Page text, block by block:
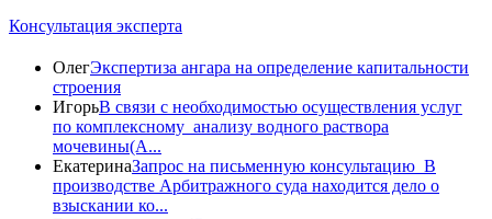
Консультация эксперта
ОлегЭкспертиза ангара на определение капитальности
строения
ИгорьВ связи с необходимостью осуществления услуг
по комплексному анализу водного раствора
мочевины(A...
ЕкатеринаЗапрос на письменную консультацию В
производстве Арбитражного суда находится дело о
взыскании ко...